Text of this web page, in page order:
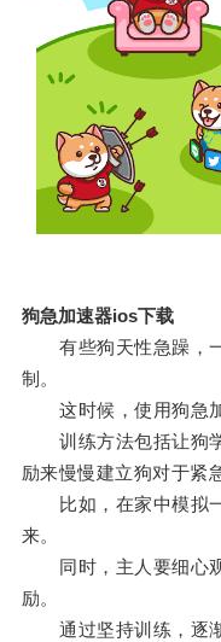
狗急加速器ios下载
有些狗天性急躁，一
制。
这时候，使用狗急加
训练方法包括让狗学
励来慢慢建立狗对于紧
比如，在家中模拟一
来。
同时，主人要细心观
励。
通过坚持训练，逐渐